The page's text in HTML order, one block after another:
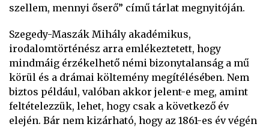
szellem, mennyi őserő” című tárlat megnyitóján.
Szegedy-Maszák Mihály akadémikus,
irodalomtörténész arra emlékeztetett, hogy
mindmáig érzékelhető némi bizonytalanság a mű
körül és a drámai költemény megítélésében. Nem
biztos például, valóban akkor jelent-e meg, amint
feltételezzük, lehet, hogy csak a következő év
elején. Bár nem kizárható, hogy az 1861-es év végén